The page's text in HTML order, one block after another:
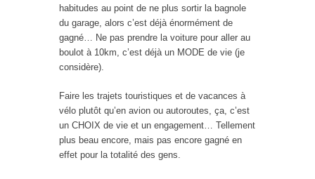
habitudes au point de ne plus sortir la bagnole
du garage, alors c’est déjà énormément de
gagné… Ne pas prendre la voiture pour aller au
boulot à 10km, c’est déjà un MODE de vie (je
considère).
Faire les trajets touristiques et de vacances à
vélo plutôt qu’en avion ou autoroutes, ça, c’est
un CHOIX de vie et un engagement… Tellement
plus beau encore, mais pas encore gagné en
effet pour la totalité des gens.